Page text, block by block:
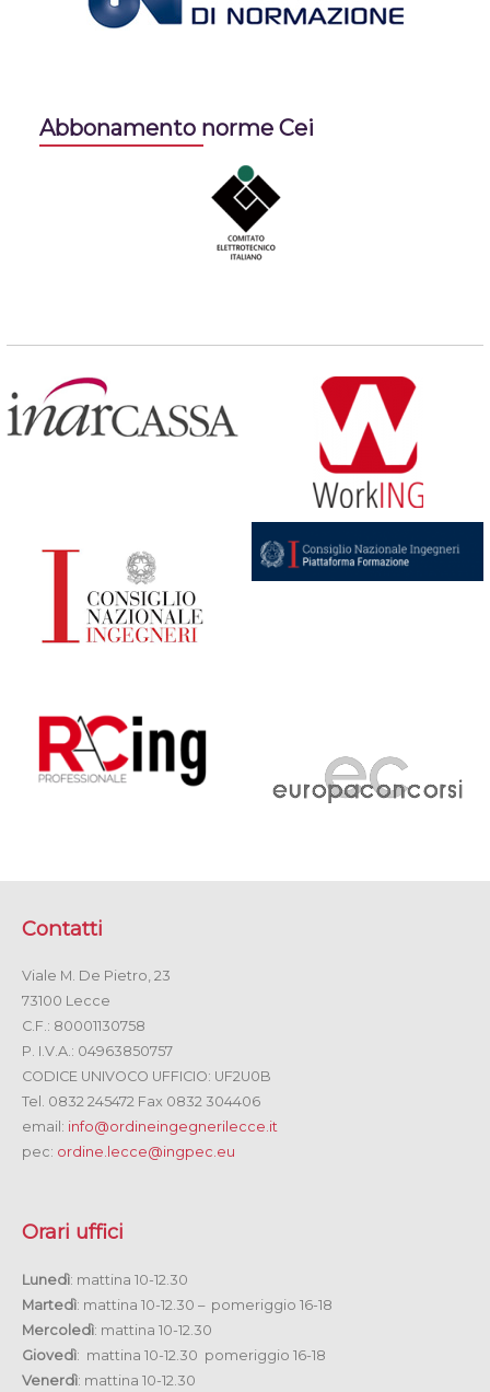
Abbonamento norme Cei
Contatti
Viale M. De Pietro, 23
73100 Lecce
C.F.: 80001130758
P. I.V.A.: 04963850757
CODICE UNIVOCO UFFICIO: UF2U0B
Tel. 0832 245472 Fax 0832 304406
email: info@ordineingegnerilecce.it
pec: ordine.lecce@ingpec.eu
Orari uffici
Lunedì: mattina 10-12.30
Martedì: mattina 10-12.30 – pomeriggio 16-18
Mercoledì: mattina 10-12.30
Giovedì: mattina 10-12.30 pomeriggio 16-18
Venerdì: mattina 10-12.30